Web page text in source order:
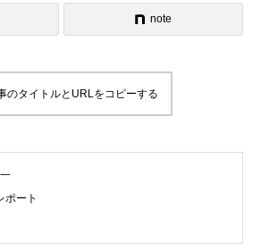
note
のタイトルとURLをコピーする
ポート